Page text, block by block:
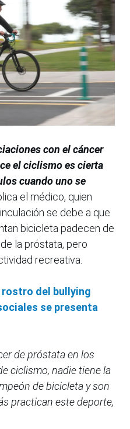
con el cáncer
el ciclismo es cierta
cuando uno se
el médico, quien
se debe a que
bicicleta padecen de
la próstata, pero
recreativa.
rostro del bullying
se presenta
de próstata en los
ciclismo, nadie tiene la
de bicicleta y son
practican este deporte,